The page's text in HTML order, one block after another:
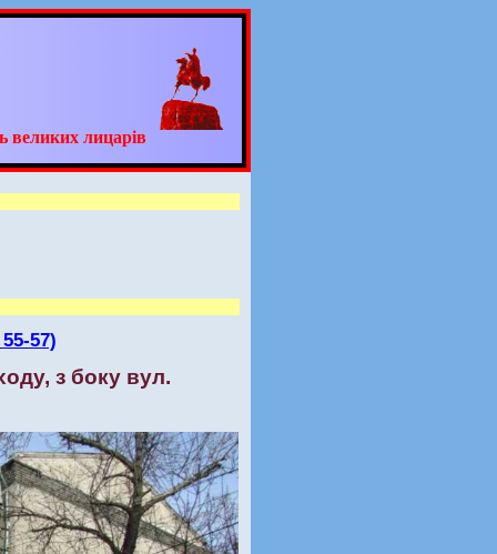
великих лицарів
57)
з боку вул.